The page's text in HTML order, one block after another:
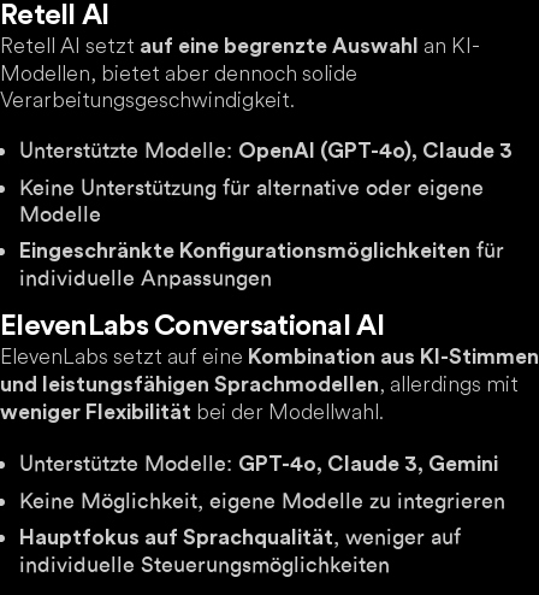
Retell AI
Retell AI setzt auf eine begrenzte Auswahl
an KI-
Modellen, bietet aber dennoch solide
Verarbeitungsgeschwindigkeit.
Unterstützte Modelle: OpenAI (GPT-4o), Claude 3
Keine Unterstützung für alternative oder eigene
Modelle
Eingeschränkte Konfigurationsmöglichkeiten für
individuelle Anpassungen
ElevenLabs Conversational AI
ElevenLabs setzt auf eine Kombination aus KI-Stimmen
und leistungsfähigen Sprachmodellen, allerdings mit
weniger Flexibilität bei der Modellwahl.
Unterstützte Modelle: GPT-4o, Claude 3, Gemini
Keine Möglichkeit, eigene Modelle zu integrieren
Hauptfokus auf Sprachqualität, weniger auf
individuelle Steuerungsmöglichkeiten